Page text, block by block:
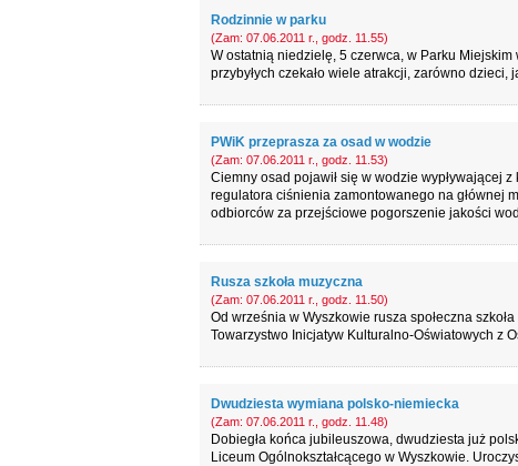
Rodzinnie w parku
(Zam: 07.06.2011 r., godz. 11.55)
W ostatnią niedzielę, 5 czerwca, w Parku Miejskim
przybyłych czekało wiele atrakcji, zarówno
PWiK przeprasza za osad w wodzie
(Zam: 07.06.2011 r., godz. 11.53)
Ciemny osad pojawił się w wodzie wypływającej
regulatora ciśnienia zamontowanego na głównej
odbiorców za przejściowe pogorszenie jakości
Rusza szkoła muzyczna
(Zam: 07.06.2011 r., godz. 11.50)
Od września w Wyszkowie rusza społeczna
Towarzystwo Inicjatyw Kulturalno-Oświatowych z
Dwudziesta wymiana polsko-niemiecka
(Zam: 07.06.2011 r., godz. 11.48)
Dobiegła końca jubileuszowa, dwudziesta już
Liceum Ogólnokształcącego w Wyszkowie.